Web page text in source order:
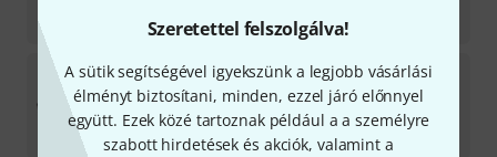
Szeretettel felszolgálva!
A sütik segítségével igyekszünk a legjobb vásárlási
élményt biztosítani, minden, ezzel járó előnnyel
együtt. Ezek közé tartoznak például a a személyre
szabott hirdetések és akciók, valamint a
52 400Ft
KMA Audio MachinesMoai Maea Analog Octaver
21
5–7 héten belül szállítható
76 300Ft